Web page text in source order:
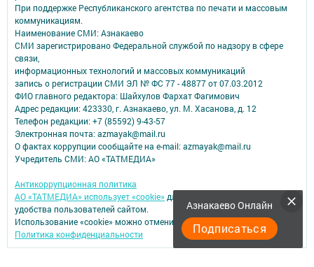
Азнакаево Онлайн
Подписаться
При поддержке Республиканского агентства по печати и массовым
коммуникациям.
Наименование СМИ: Азнакаево
СМИ зарегистрировано Федеральной службой по надзору в сфере
связи,
информационных технологий и массовых коммуникаций
запись о регистрации СМИ ЭЛ № ФС 77 - 48877 от 07.03.2012
ФИО главного редактора: Шайхулов Фархат Фагимович
Адрес редакции: 423330, г. Азнакаево, ул. М. Хасанова, д. 12
Телефон редакции: +7 (85592) 9-43-57
Электронная почта: azmayak@mail.ru
О фактах коррупции сообщайте на e-mail: azmayak@mail.ru
Учредитель СМИ: АО «ТАТМЕДИА»
Антикоррупционная политика
АО «ТАТМЕДИА» использует «cookie» для персонализации сервисов и
удобства пользователей сайтом.
Использование «cookie» можно отменить в настройках браузера.
Политика конфиденциальности